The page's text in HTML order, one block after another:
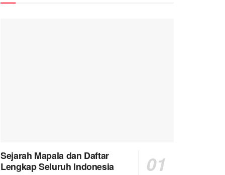
Sejarah Mapala dan Daftar
Lengkap Seluruh Indonesia